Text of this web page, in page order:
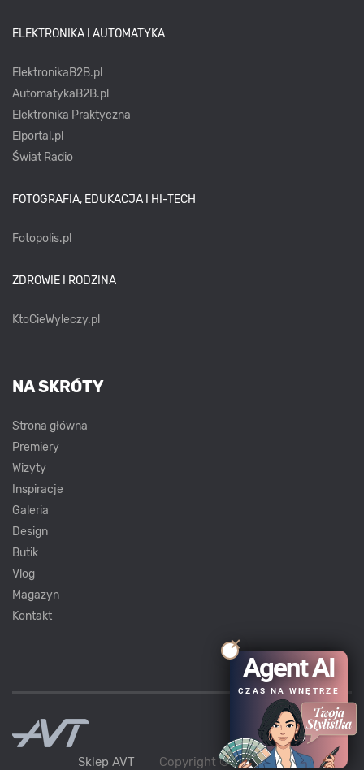
ELEKTRONIKA I AUTOMATYKA
ElektronikaB2B.pl
AutomatykaB2B.pl
Elektronika Praktyczna
Elportal.pl
Świat Radio
FOTOGRAFIA, EDUKACJA I HI-TECH
Fotopolis.pl
ZDROWIE I RODZINA
KtoCieWyleczy.pl
NA SKRÓTY
Strona główna
Premiery
Wizyty
Inspiracje
Galeria
Design
Butik
Vlog
Magazyn
Kontakt
Sklep AVT Copyright ©AVT2021
Agent AI
CZAS NA WNĘTRZE